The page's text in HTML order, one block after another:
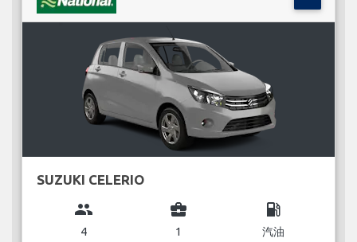
SUZUKI CELERIO
group
4
business_center
1
local_gas_station
汽油